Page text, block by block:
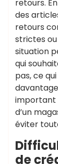
retours.
des
retours
strictes
situation
qui
pas, ce
important
d’un
éviter
de